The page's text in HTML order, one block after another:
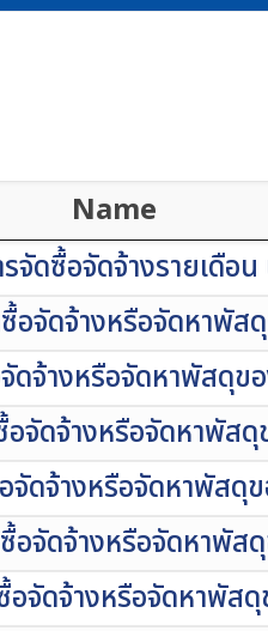
Name
ดซื้อจัดจ้างรายเดือ
อจัดจ้างหรือจัดหาพั
ดจ้างหรือจัดหาพัสดุ
จัดจ้างหรือจัดหาพัส
ดจ้างหรือจัดหาพัส
จัดจ้างหรือจัดหาพั
จัดจ้างหรือจัดหาพัส